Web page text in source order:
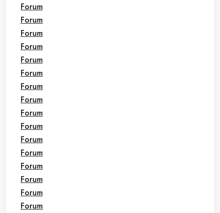
Forum
Forum
Forum
Forum
Forum
Forum
Forum
Forum
Forum
Forum
Forum
Forum
Forum
Forum
Forum
Forum